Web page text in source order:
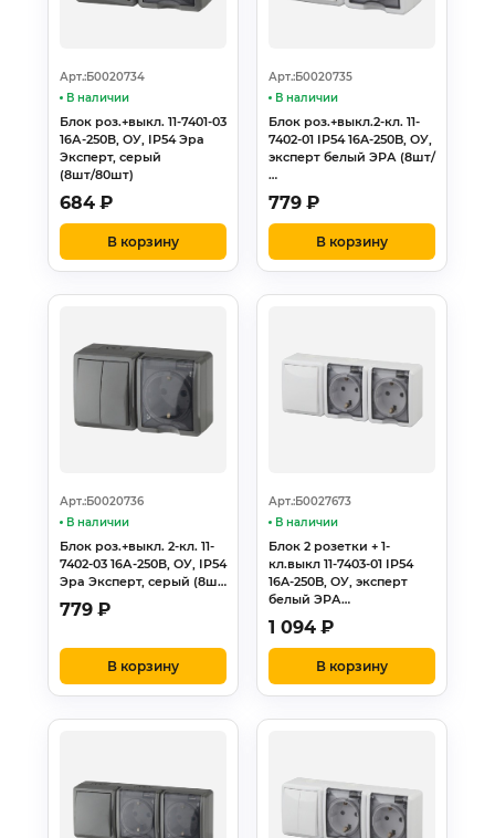
Арт.:Б0020734
В наличии
Блок роз.+выкл. 11-7401-03
16А-250В, ОУ, IP54 Эра
Эксперт, серый
(8шт/80шт)
684 ₽
В корзину
Арт.:Б0020735
В наличии
Блок роз.+выкл.2-кл. 11-
7402-01 IP54 16A-250B, ОУ,
эксперт белый ЭРА (8шт/
…
779 ₽
В корзину
Арт.:Б0020736
В наличии
Блок роз.+выкл. 2-кл. 11-
7402-03 16А-250В, ОУ, IP54
Эра Эксперт, серый (8ш…
779 ₽
В корзину
Арт.:Б0027673
В наличии
Блок 2 розетки + 1-
кл.выкл 11-7403-01 IP54
16A-250B, ОУ, эксперт
белый ЭРА…
1 094 ₽
В корзину